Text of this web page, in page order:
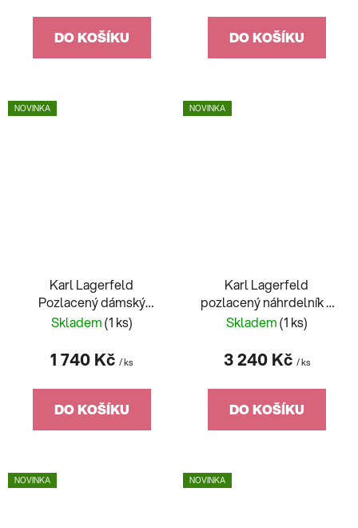
DO KOŠÍKU DO KOŠÍKU
NOVINKA
Karl Lagerfeld
Pozlacený dámský
náhrdelník Illume
Skladem(1 ks)
1 740 Kč / ks
DO KOŠÍKU
NOVINKA
Karl Lagerfeld
pozlacený náhrdelník z
chirurgické oceli
Skladem(1 ks)
3 240 Kč / ks
DO KOŠÍKU
NOVINKA NOVINKA